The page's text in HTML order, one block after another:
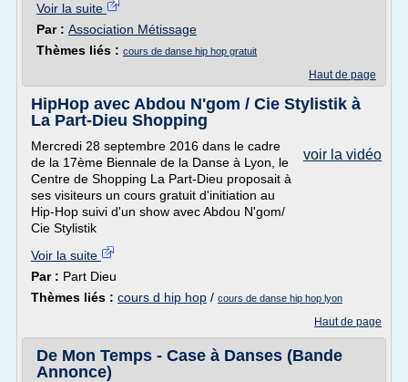
Voir la suite
Par : Association Métissage
Thèmes liés : cours de danse hip hop gratuit
Haut de page
HipHop avec Abdou N'gom / Cie Stylistik à
La Part-Dieu Shopping
voir la vidéo
Mercredi 28 septembre 2016 dans le cadre
de la 17ème Biennale de la Danse à Lyon, le
Centre de Shopping La Part-Dieu proposait à
ses visiteurs un cours gratuit d'initiation au
Hip-Hop suivi d'un show avec Abdou N'gom/
Cie Stylistik
Voir la suite
Par : Part Dieu
Thèmes liés : cours d hip hop / cours de danse hip hop lyon
Haut de page
De Mon Temps - Case à Danses (Bande
Annonce)